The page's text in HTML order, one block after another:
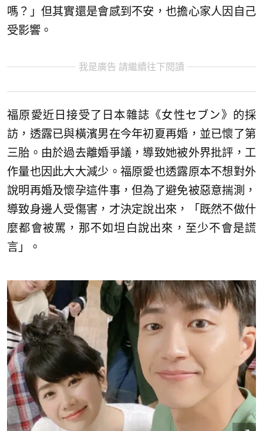
嗎？」但其實還是會感到不安，也擔心家人因自己
受影響。
我是廣告 請繼續往下閱讀
福原愛近日接受了日本雜誌《女性セブン》的採
訪，透露已與橫濱男在今年初夏再婚，並已懷了第
三胎。由於過去離婚爭議，導致她被外界批評，工
作量也因此大大減少。福原愛也透露原本不想對外
說明再婚及懷孕這件事，但為了避免被惡意揣測，
導致身邊人受傷害，才決定說出來，「既然不做什
麼都會被罵，那不如坦白說出來，至少不會是謊
言」。